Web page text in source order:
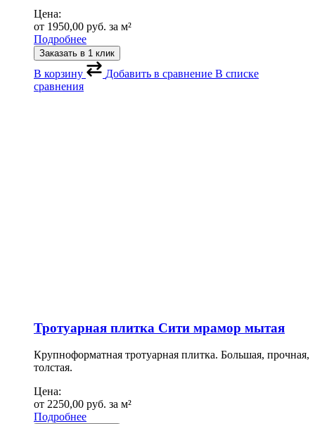
Цена:
от 1950,00 руб. за м²
Подробнее
Заказать в 1 клик
В корзину Добавить в сравнение В списке
сравнения
Тротуарная плитка Сити мрамор мытая
Крупноформатная тротуарная плитка. Большая, прочная,
толстая.
Цена:
от 2250,00 руб. за м²
Подробнее